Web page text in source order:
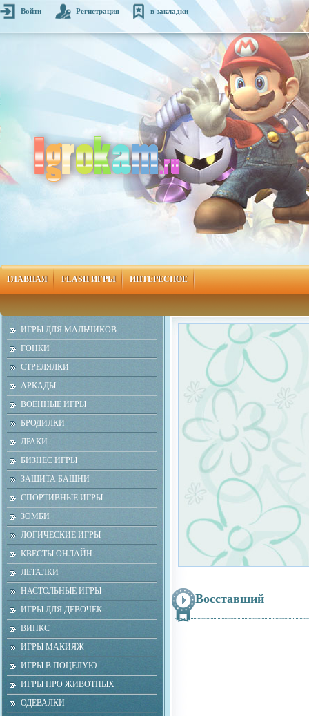
Войти Регистрация в закладки
ГЛАВНАЯ FLASH ИГРЫ ИНТЕРЕСНОЕ
ИГРЫ ДЛЯ МАЛЬЧИКОВ
ГОНКИ
СТРЕЛЯЛКИ
АРКАДЫ
ВОЕННЫЕ ИГРЫ
БРОДИЛКИ
ДРАКИ
БИЗНЕС ИГРЫ
ЗАЩИТА БАШНИ
СПОРТИВНЫЕ ИГРЫ
ЗОМБИ
ЛОГИЧЕСКИЕ ИГРЫ
КВЕСТЫ ОНЛАЙН
ЛЕТАЛКИ
НАСТОЛЬНЫЕ ИГРЫ
ИГРЫ ДЛЯ ДЕВОЧЕК
ВИНКС
ИГРЫ МАКИЯЖ
ИГРЫ В ПОЦЕЛУЮ
ИГРЫ ПРО ЖИВОТНЫХ
ОДЕВАЛКИ
Восставший